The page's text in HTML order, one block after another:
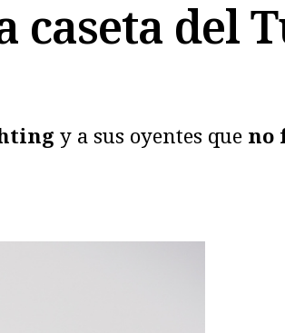
caseta del
y a sus oyentes que no